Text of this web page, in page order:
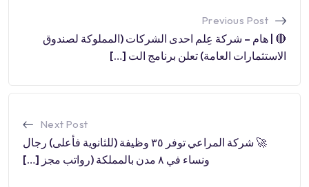
Previous Post
🔴 | هام – شركة عِلم احدى الشركات (المملوكة لصندوق
الاستثمارات العامة) تعلن برنامج الت […]
Next Post
🚀 شركة المراعي توفر ٣٥ وظيفة (للثانوية فأعلى) رجال
ونساء في ٨ مدن بالمملكة (رواتب مجز […]